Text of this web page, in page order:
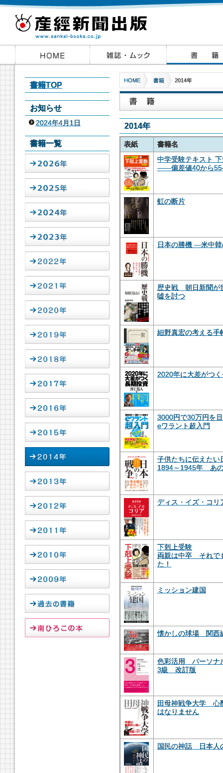
書籍TOP
お知らせ
2024年4月1日
書籍一覧
HOME 書籍 2014年
2014年
表紙
書籍名
中学受験テキスト
――偏差値40から55
虹の断片
日本の勝機 ―米中
歴史戦 朝日新聞が
嘘を討つ
細野真宏の考える手
2020年に大差がつ
3000円で30万円を
eワラント超入門
子供たちに伝えたい
1894～1945年 あ
ディス・イズ・コ
下剋上受験
両親は中卒 それで
た！
ミッション建国
懐かしの球場 関西
色彩活用 パーソナ
3級 改訂版
田母神戦争大学 心
はなりません
国民の神話 日本人